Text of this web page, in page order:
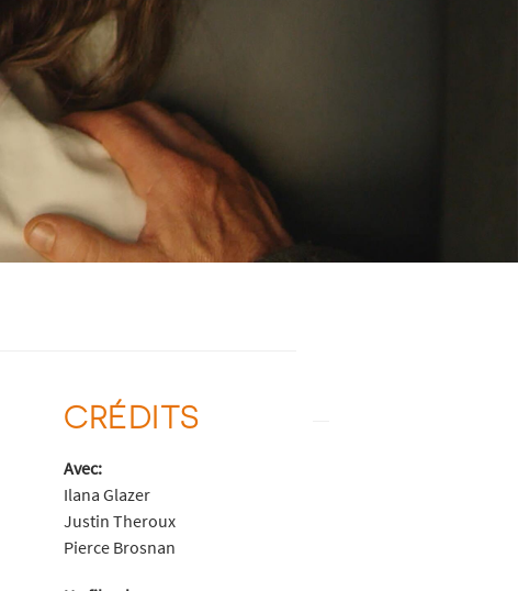
CRÉDITS
Avec:
Ilana Glazer
Justin Theroux
Pierce Brosnan